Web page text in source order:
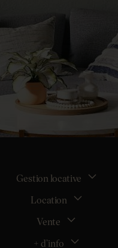
Gestion locative
La gestion locative
Location
Tous nos biens en location
Vente
Estimer mon bien
+ d’info